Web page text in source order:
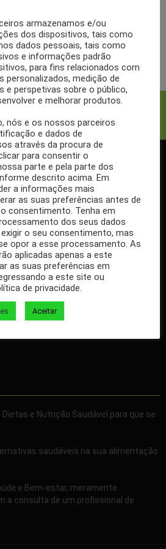
página de Facebook, não espere mais!
em cima.
a receber gratuitamente os
com todos os seus familiares e
e Nutrição Saudável para que se
saudáveis na sua alimentação
e Bem-estar, meramente
a consulta de um profissional de
armazenamos e/ou
dos dispositivos, tais como
dados pessoais, tais como
e informações padrão
para fins relacionados com
personalizados, medição de
e perspetivas sobre o público,
e melhorar produtos.
nós e os nossos parceiros
e dados de
através da procura de
para consentir o
parte e pela parte dos
descrito acima. Em
a informações mais
as suas preferências antes de
consentimento. Tenha em
dos seus dados
o seu consentimento, mas
opor a esse processamento. As
aplicadas apenas a este
as suas preferências em
a este site ou
de privacidade.
Aceitar